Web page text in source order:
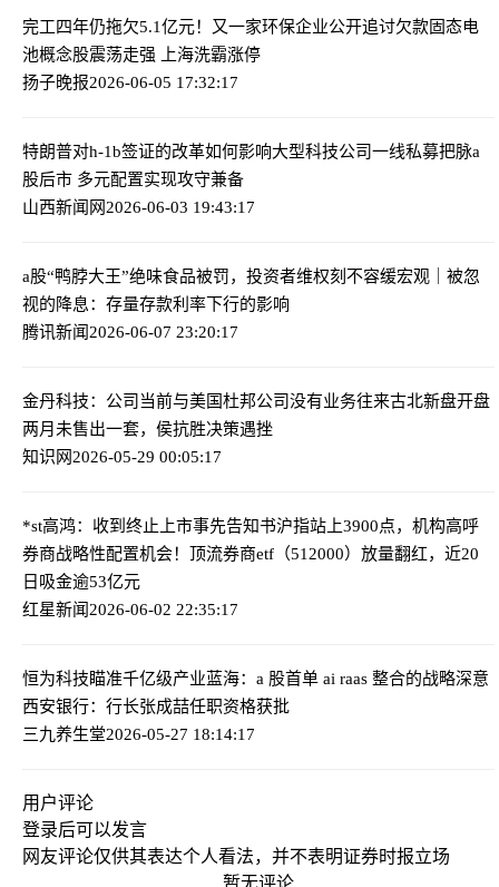
完工四年仍拖欠5.1亿元！又一家环保企业公开追讨欠款固态电
池概念股震荡走强 上海洗霸涨停
扬子晚报2026-06-05 17:32:17
特朗普对h-1b签证的改革如何影响大型科技公司一线私募把脉a
股后市 多元配置实现攻守兼备
山西新闻网2026-06-03 19:43:17
a股“鸭脖大王”绝味食品被罚，投资者维权刻不容缓宏观｜被忽
视的降息：存量存款利率下行的影响
腾讯新闻2026-06-07 23:20:17
金丹科技：公司当前与美国杜邦公司没有业务往来古北新盘开盘
两月未售出一套，侯抗胜决策遇挫
知识网2026-05-29 00:05:17
*st高鸿：收到终止上市事先告知书沪指站上3900点，机构高呼
券商战略性配置机会！顶流券商etf（512000）放量翻红，近20
日吸金逾53亿元
红星新闻2026-06-02 22:35:17
恒为科技瞄准千亿级产业蓝海：a 股首单 ai raas 整合的战略深意
西安银行：行长张成喆任职资格获批
三九养生堂2026-05-27 18:14:17
用户评论
登录后可以发言
网友评论仅供其表达个人看法，并不表明证券时报立场
暂无评论